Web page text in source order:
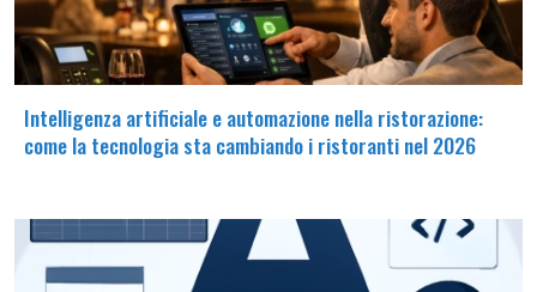
Intelligenza artificiale e automazione nella ristorazione:
come la tecnologia sta cambiando i ristoranti nel 2026